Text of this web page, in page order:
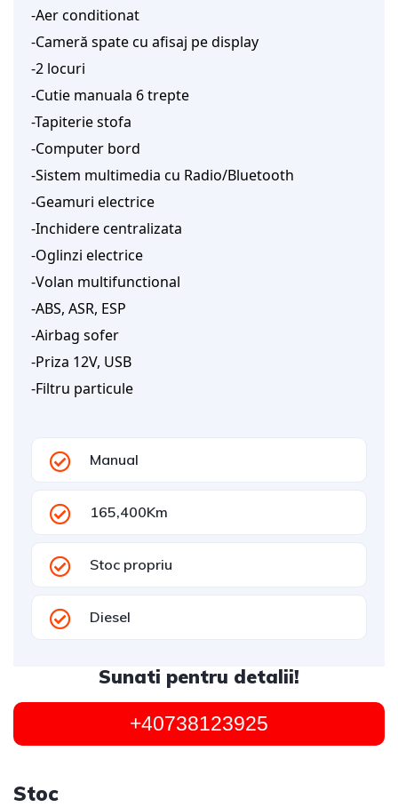
-Aer conditionat
-Cameră spate cu afisaj pe display
-2 locuri
-Cutie manuala 6 trepte
-Tapiterie stofa
-Computer bord
-Sistem multimedia cu Radio/Bluetooth
-Geamuri electrice
-Inchidere centralizata
-Oglinzi electrice
-Volan multifunctional
-ABS, ASR, ESP
-Airbag sofer
-Priza 12V, USB
-Filtru particule
Manual
165,400Km
Stoc propriu
Diesel
Sunati pentru detalii!
+40738123925
Stoc